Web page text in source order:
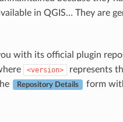
in QGIS… They are
with its official plugin
<version>
represents
Repository Details form